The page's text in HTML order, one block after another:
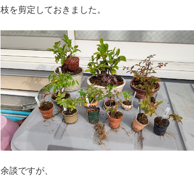
枝を剪定しておきました。
余談ですが、